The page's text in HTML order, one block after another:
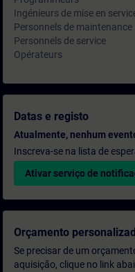
Ingénieurs de mise en
Personnels de maintenance
Personnels de service
Opérateurs
Datas e registo
Atualmente, nenhum
Inscreva-se na lista de
Ativar serviço de
Orçamento
Se precisar de um
aquisição, clique no link